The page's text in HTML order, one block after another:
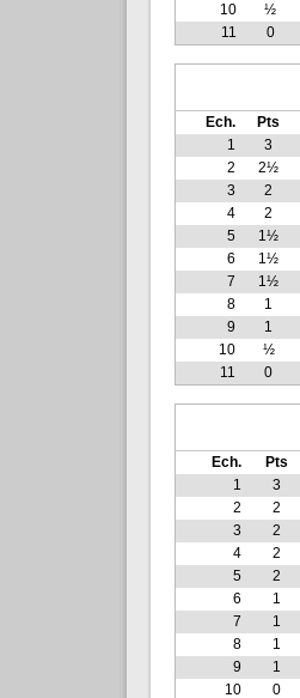
10
½
11
0
Ech. Pts
1
3
2
2½
3
2
4
2
5
1½
6
1½
7
1½
8
1
9
1
10
½
11
0
Ech. Pts
1
3
2
2
3
2
4
2
5
2
6
1
7
1
8
1
9
1
10
0